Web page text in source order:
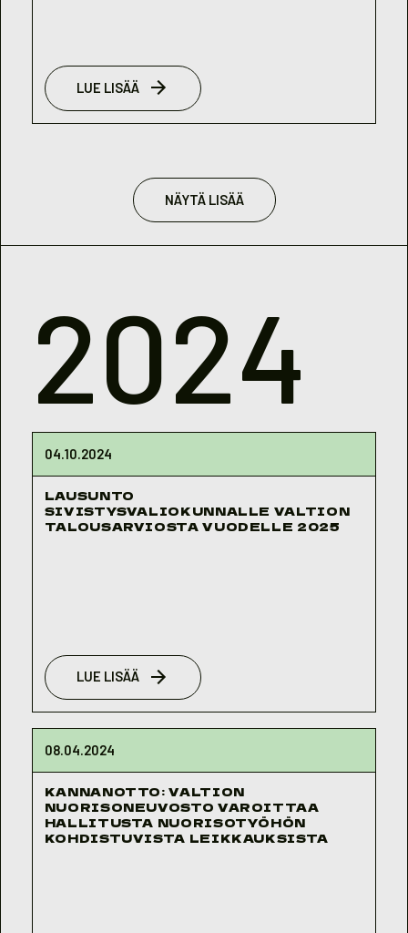
LUE LISÄÄ
NÄYTÄ LISÄÄ
2024
04.10.2024
LAUSUNTO
SIVISTYSVALIOKUNNALLE VALTION
TALOUSARVIOSTA VUODELLE 2025
LUE LISÄÄ
08.04.2024
KANNANOTTO: VALTION
NUORISONEUVOSTO VAROITTAA
HALLITUSTA NUORISOTYÖHÖN
KOHDISTUVISTA LEIKKAUKSISTA